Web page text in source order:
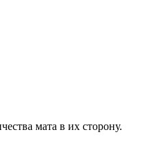
мата в их сторону.